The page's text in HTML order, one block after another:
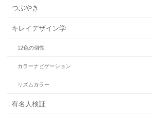
つぶやき
キレイデザイン学
12色の個性
カラーナビゲーション
リズムカラー
有名人検証